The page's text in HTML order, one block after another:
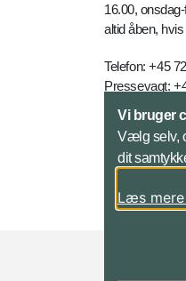
16.00,
altid åben,
Telefon: +45
Pressevagt:
vetc-
Kontakt
Vi bruger
Vælg selv,
dit
Læs